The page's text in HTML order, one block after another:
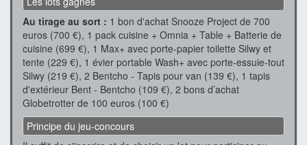
Au tirage au sort : 1 bon d'achat Snooze Project de 700
euros (700 €), 1 pack cuisine + Omnia + Table + Batterie de
cuisine (699 €), 1 Max+ avec porte-papier toilette Silwy et
tente (229 €), 1 évier portable Wash+ avec porte-essuie-tout
Silwy (219 €), 2 Bentcho - Tapis pour van (139 €), 1 tapis
d'extérieur Bent - Bentcho (109 €), 2 bons d’achat
Globetrotter de 100 euros (100 €)
Principe du jeu-concours